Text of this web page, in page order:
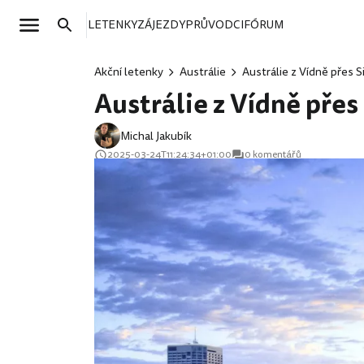
LETENKYZÁJEZDYPRŮVODCIFÓRUM
Akční letenky Austrálie Austrálie z Vídně přes
Austrálie z Vídně
Michal Jakubík
2025-03-24T11:24:34+01:00 0 komentářů